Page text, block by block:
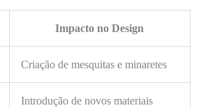
Impacto no Design
Criação de mesquitas e minaretes
Introdução de novos materiais